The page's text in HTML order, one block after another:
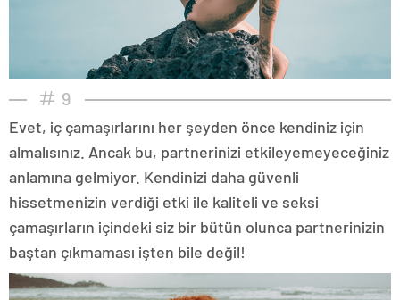
9
Evet, iç çamaşırlarını her şeyden önce kendiniz için
almalısınız. Ancak bu, partnerinizi etkileyemeyeceğiniz
anlamına gelmiyor. Kendinizi daha güvenli
hissetmenizin verdiği etki ile kaliteli ve seksi
çamaşırların içindeki siz bir bütün olunca partnerinizin
baştan çıkmaması işten bile değil!